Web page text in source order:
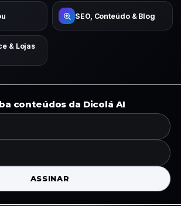
SEO, Conteúdo & Blog
& Lojas
conteúdos da Dicolá AI
ASSINAR